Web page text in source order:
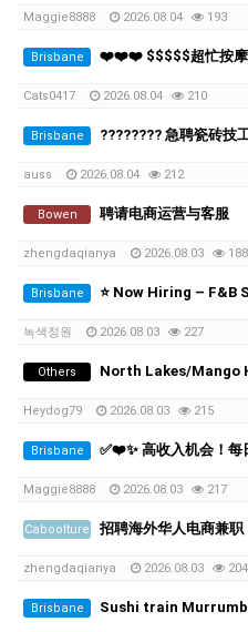
Maggie8888 2026.08.04 193
Brisbane ❤️❤️❤️ $$$$$超忙按
Cats0417 2026.08.04 210
Brisbane ???????? 急聘瓷砖技工 /
auss 2026.08.04 212
Bowen 聘请电商运营与客服
zhengdaqianya 2026.08.03 188
Brisbane ⭐️ Now Hiring – F&B Staff
녹색정원 2026.08.03 227
Others North Lakes/Mango Hill, Kitchen & Customer
Heydog79 2026.08.03 215
Brisbane ✅❤️✨ 高收入机会！每日收入1000澳币以
Maggie8888 2026.08.03 217
Caboolture 招聘海外华人电商兼职
zhengdaqianya 2026.08.03 204
Brisbane Sushi train